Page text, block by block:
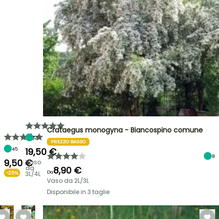
45
9,50 €
-25%
12
19,50 €
Vaso
da
3L/4L
Crataegus monogyna - Biancospino comune
PREZZO BASSO
8
Da8,90 €
Vaso da 2L/3L
Disponibile in 3 taglie